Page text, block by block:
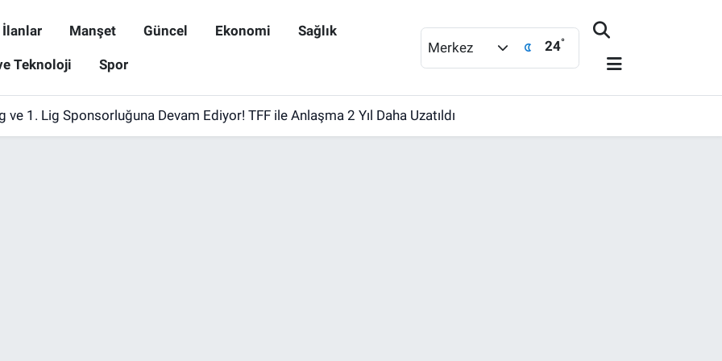
İlanlar Manşet Güncel Ekonomi Sağlık
Teknoloji Spor
Merkez 24°
ve 1. Lig Sponsorluğuna Devam Ediyor! TFF ile Anlaşma 2 Yıl Daha Uzatıldı